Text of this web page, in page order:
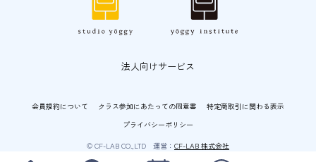
法人向けサービス
会員規約について クラス参加にあたっての同意書
特定商取引に関わる表示
プライバシーポリシー
© CF-LAB CO.,LTD 運営： CF-LAB 株式会社